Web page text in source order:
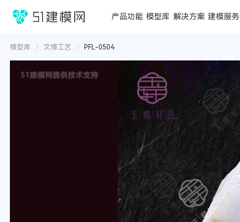
1688
产品功能
3D编辑器
在线3D工具
模型库 解决方案 建模服务
模型库 文博工艺 PFL-0504